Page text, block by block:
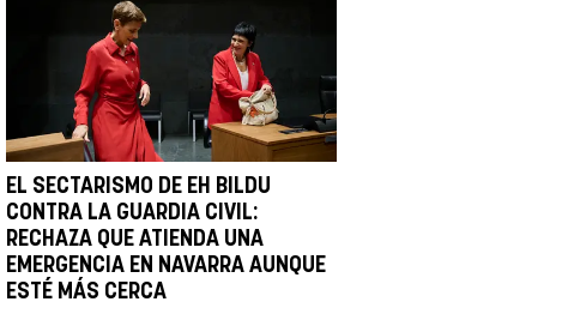
EL SECTARISMO DE EH BILDU
CONTRA LA GUARDIA CIVIL:
RECHAZA QUE ATIENDA UNA
EMERGENCIA EN NAVARRA AUNQUE
ESTÉ MÁS CERCA